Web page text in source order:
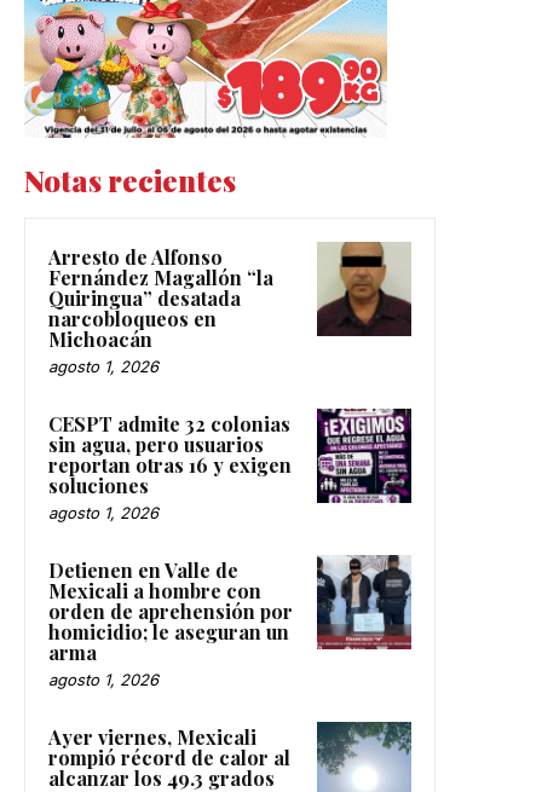
Notas recientes
Arresto de Alfonso
Fernández Magallón “la
Quiringua” desatada
narcobloqueos en
Michoacán
agosto 1, 2026
CESPT admite 32 colonias
sin agua, pero usuarios
reportan otras 16 y exigen
soluciones
agosto 1, 2026
Detienen en Valle de
Mexicali a hombre con
orden de aprehensión por
homicidio; le aseguran un
arma
agosto 1, 2026
Ayer viernes, Mexicali
rompió récord de calor al
alcanzar los 49.3 grados